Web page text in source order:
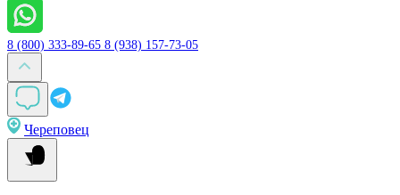
8 (800) 333-89-65 8 (938) 157-73-05
Череповец